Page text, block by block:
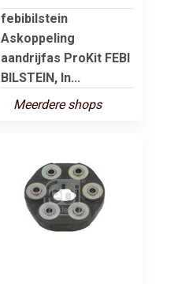
febibilstein
Askoppeling
aandrijfas ProKit FEBI
BILSTEIN, In...
Meerdere shops